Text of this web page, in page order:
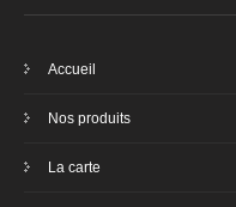
Accueil
Nos produits
La carte